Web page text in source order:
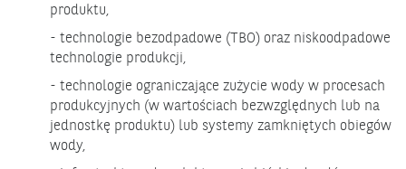
produktu,
- technologie bezodpadowe (TBO) oraz niskoodpadowe
technologie produkcji,
- technologie ograniczające zużycie wody w procesach
produkcyjnych (w wartościach bezwzględnych lub na
jednostkę produktu) lub systemy zamkniętych obiegów
wody,